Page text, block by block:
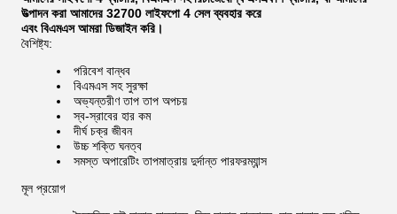
উত্পাদন করা আমাদের 32700 লাইফপো 4 সেল ব্যবহার করে
এবং বিএমএস আমরা ডিজাইন করি।
বৈশিষ্ট্য:
পরিবেশ বান্ধব
বিএমএস সহ সুরক্ষা
অভ্যন্তরীণ তাপ তাপ অপচয়
স্ব-স্রাবের হার কম
দীর্ঘ চক্র জীবন
উচ্চ শক্তি ঘনত্ব
সমস্ত অপারেটিং তাপমাত্রায় দুর্দান্ত পারফরম্যান্স
মূল প্রয়োগ